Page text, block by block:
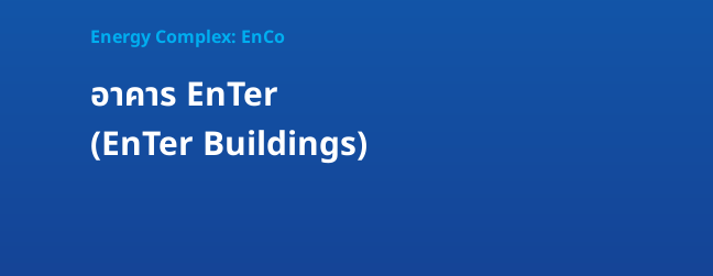
Energy Complex: EnCo
อาคาร EnTer
(EnTer Buildings)